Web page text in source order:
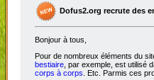
Dofus2.org recrute des
Bonjour à tous,
Pour de nombreux éléments du
bestiaire, par exemple, est utilisé
corps à corps. Etc. Parmis ces